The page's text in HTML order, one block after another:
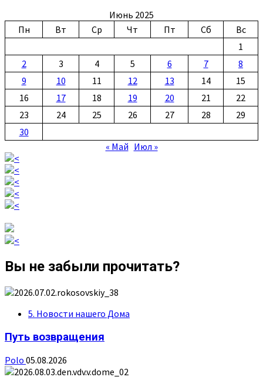
Июнь 2025
Пн
Вт Ср Чт Пт Сб
Вс
1
2
3 4 5 6 7
8
9
10 11 12 13 14
15
16
17 18 19 20 21
22
23
24 25 26 27 28
29
30
« Май Июл »
Вы не забыли прочитать?
5. Новости нашего Дома
Путь возвращения
Polo 05.08.2026